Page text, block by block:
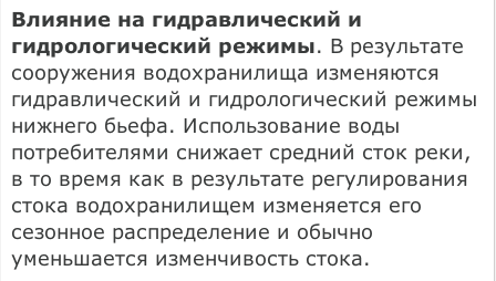
Влияние на гидравлический и
гидрологический режимы. В результате
сооружения водохранилища изменяются
гидравлический и гидрологический режимы
нижнего бьефа. Использование воды
потребителями снижает средний сток реки,
в то время как в результате регулирования
стока водохранилищем изменяется его
сезонное распределение и обычно
уменьшается изменчивость стока.